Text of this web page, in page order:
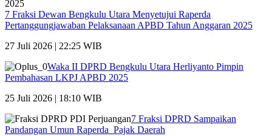
7 Fraksi Dewan Bengkulu Utara Menyetujui Raperda
Pertanggungjawaban Pelaksanaan APBD Tahun Anggaran 2025
27 Juli 2026 | 22:25 WIB
Waka II DPRD Bengkulu Utara Herliyanto Pimpin
Pembahasan LKPJ APBD 2025
25 Juli 2026 | 18:10 WIB
7 Fraksi DPRD Sampaikan
Pandangan Umun Raperda Pajak Daerah